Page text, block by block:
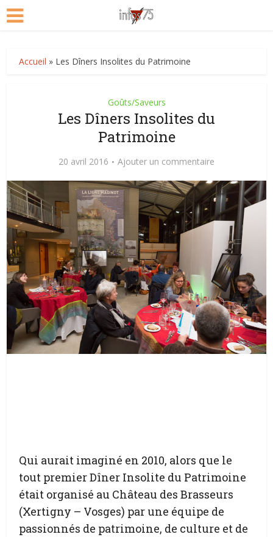
Accueil » Les Dîners Insolites du Patrimoine
Goûts/Saveurs
Les Dîners Insolites du
Patrimoine
20 avril 2016 Ajouter un commentaire
Qui aurait imaginé en 2010, alors que le
tout premier Dîner Insolite du Patrimoine
était organisé au Château des Brasseurs
(Xertigny – Vosges) par une équipe de
passionnés de patrimoine, de culture et de